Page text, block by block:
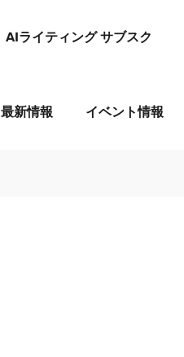
AIライティング サブスク
最新情報 イベント情報